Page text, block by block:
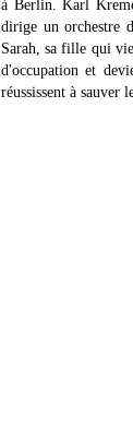
à Berlin. Karl
dirige un orchestre
Sarah, sa fille qui
d'occupation et
réussissent à sauver